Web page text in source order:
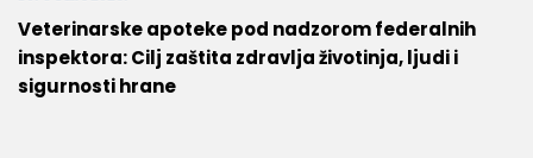
Veterinarske apoteke pod nadzorom federalnih
inspektora: Cilj zaštita zdravlja životinja, ljudi i
sigurnosti hrane